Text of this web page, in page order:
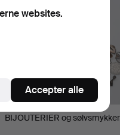
BIJOUTERIER og
websites.
Accepter alle